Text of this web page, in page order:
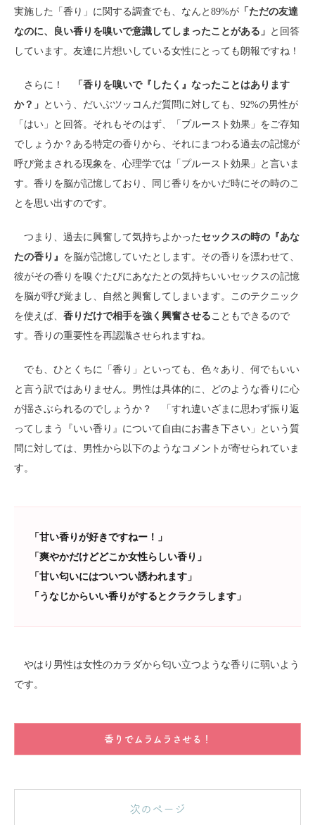
実施した「香り」に関する調査でも、なんと89%が 「ただの友達
なのに、良い香りを嗅いで意識してしまったことがある」 と回答
しています。友達に片想いしている女性にとっても朗報ですね！
さらに！
「香りを嗅いで『したく』なったことはあります
か？」 という、だいぶツッコんだ質問に対しても、92%の男性が
「はい」と回答。それもそのはず、「プルースト効果」をご存知
でしょうか？ある特定の香りから、それにまつわる過去の記憶が
呼び覚まされる現象を、心理学では「プルースト効果」と言いま
す。香りを脳が記憶しており、同じ香りをかいだ時にその時のこ
とを思い出すのです。
つまり、過去に興奮して気持ちよかったセックスの時の『あな
たの香り』 を脳が記憶していたとします。その香りを漂わせて、
彼がその香りを嗅ぐたびにあなたとの気持ちいいセックスの記憶
を脳が呼び覚まし、自然と興奮してしまいます。このテクニック
を使えば、 香りだけで相手を強く興奮させる こともできるので
す。香りの重要性を再認識させられますね。
でも、ひとくちに「香り」といっても、色々あり、何でもいい
と言う訳ではありません。男性は具体的に、どのような香りに心
が揺さぶられるのでしょうか？ 「すれ違いざまに思わず振り返
ってしまう『いい香り』について自由にお書き下さい」という質
問に対しては、男性から以下のようなコメントが寄せられていま
す。
「甘い香りが好きですねー！」
「爽やかだけどどこか女性らしい香り」
「甘い匂いにはついつい誘われます」
「うなじからいい香りがするとクラクラします」
やはり男性は女性のカラダから匂い立つような香りに弱いよう
です。
香りでムラムラさせる！
次のページ